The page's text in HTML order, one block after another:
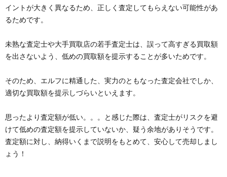
イントが大きく異なるため、正しく査定してもらえない可能性があ
るためです。
未熟な査定士や大手買取店の若手査定士は、誤って高すぎる買取額
を出さないよう、低めの買取額を提示することが多いためです。
そのため、エルフに精通した、実力のともなった査定会社でしか、
適切な買取額を提示しづらいといえます。
思ったより査定額が低い。。。と感じた際は、査定士がリスクを避
けて低めの査定額を提示していないか、疑う余地がありそうです。
査定額に対し、納得いくまで説明をもとめて、安心して売却しまし
ょう！